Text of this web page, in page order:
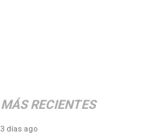
MÁS RECIENTES
3 días ago